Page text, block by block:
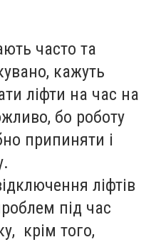
часто та
кажуть
ліфти на час на
бо роботу
припиняти і
ліфтів
під час
крім того,